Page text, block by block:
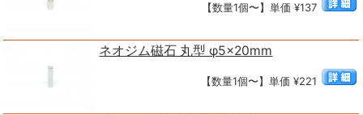
【数量1個〜】単価 ¥137
ネオジム磁石 丸型 φ5×20mm
【数量1個〜】単価 ¥221